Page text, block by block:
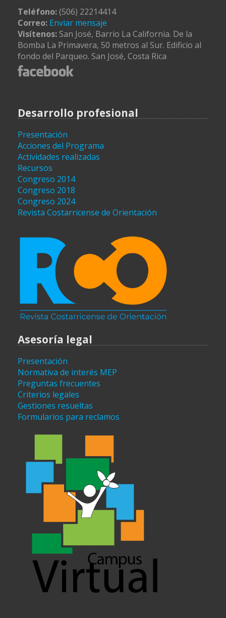
Teléfono:(506) 22214414
Correo: Enviar mensaje
Visítenos: San José, Barrio La California. De la
Bomba La Primavera, 50 metros al Sur. Edificio al
fondo del Parqueo. San José, Costa Rica
Desarrollo profesional
Presentación
Acciones del Programa
Actividades realizadas
Recursos
Congreso 2014
Congreso 2018
Congreso 2024
Revista Costarricense de Orientación
Asesoría legal
Presentación
Normativa de interés MEP
Preguntas frecuentes
Criterios legales
Gestiones resueltas
Formularios para reclamos